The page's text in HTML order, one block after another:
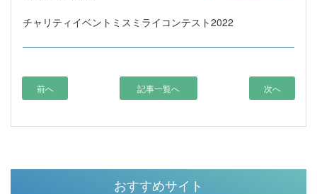
チャリティイベントミスミライコンテスト2022
前へ 記事一覧へ 次へ
おすすめサイト